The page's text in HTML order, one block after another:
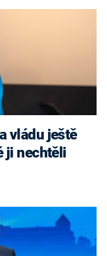
vládu ještě
ji nechtěli